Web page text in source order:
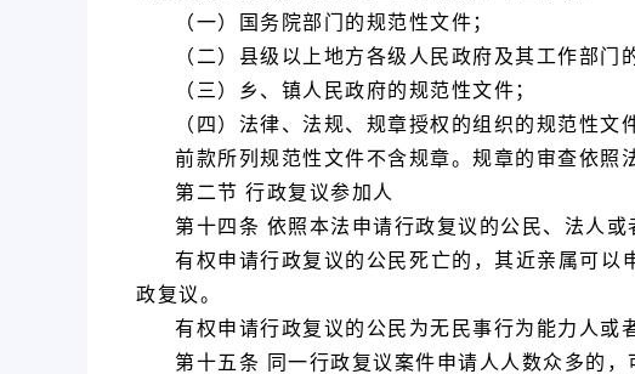
（一）国务院部门的规范性文件；
（二）县级以上地方各级人民政府及其工作部门
（三）乡、镇人民政府的规范性文件；
（四）法律、法规、规章授权的组织的规范性文
前款所列规范性文件不含规章。规章的审查依照
第二节 行政复议参加人
第十四条 依照本法申请行政复议的公民、法人或
有权申请行政复议的公民死亡的，其近亲属可
政复议。
有权申请行政复议的公民为无民事行为能力人或
第十五条 同一行政复议案件申请人人数众多的，